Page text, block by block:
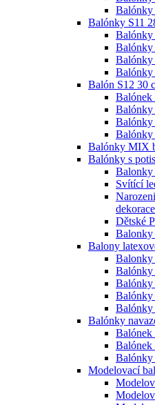
Balónky
Balónky S11
Balónky
Balónky
Balónky
Balónky
Balón S12 30
Balónek
Balónky
Balónky
Balónky
Balónky MIX
Balónky s
Balonky
Svítící
Dětské
Balonky
Balony
Balonky
Balónky
Balónky
Balónky
Balónky
Balónky
Balónek
Balónek
Balónky
Modelovací